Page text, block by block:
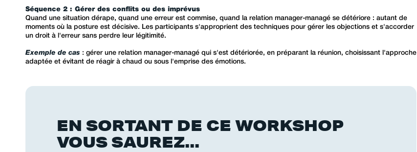
Séquence 2 : Gérer des conflits ou des imprévus
Quand une situation dérape, quand une erreur est commise, quand la relation manager-managé se détériore : autant de
moments où la posture est décisive. Les participants s'approprient des techniques pour gérer les objections et s'accorder
un droit à l'erreur sans perdre leur légitimité.
Exemple de cas : gérer une relation manager-managé qui s'est détériorée, en préparant la réunion, choisissant l'approche
adaptée et évitant de réagir à chaud ou sous l'emprise des émotions.
EN SORTANT DE CE WORKSHOP
VOUS SAUREZ...